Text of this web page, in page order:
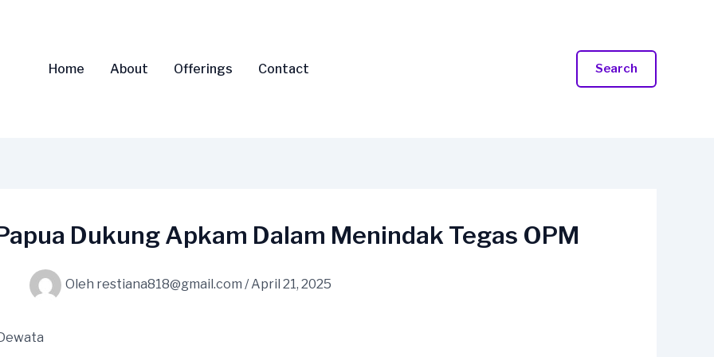
Home About Offerings Contact Search
Dukung Apkam Dalam Menindak Tegas OPM
Oleh restiana818@gmail.com /April 21, 2025